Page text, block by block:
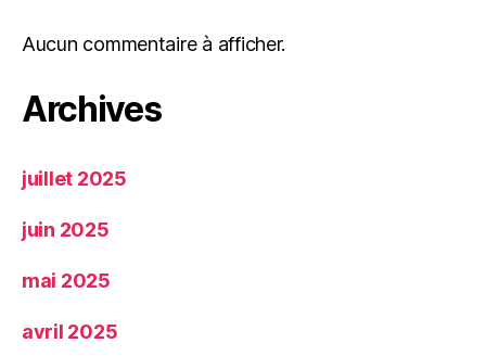
Aucun commentaire à afficher.
Archives
juillet 2025
juin 2025
mai 2025
avril 2025